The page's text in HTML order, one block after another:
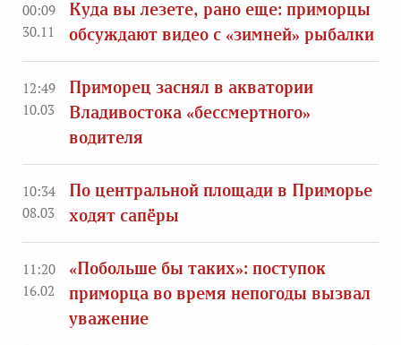
00:09
30.11
Куда вы лезете, рано еще: приморцы
обсуждают видео с «зимней» рыбалки
12:49
10.03
Приморец заснял в акватории
Владивостока «бессмертного»
водителя
10:34
08.03
По центральной площади в Приморье
ходят сапёры
11:20
16.02
«Побольше бы таких»: поступок
приморца во время непогоды вызвал
уважение